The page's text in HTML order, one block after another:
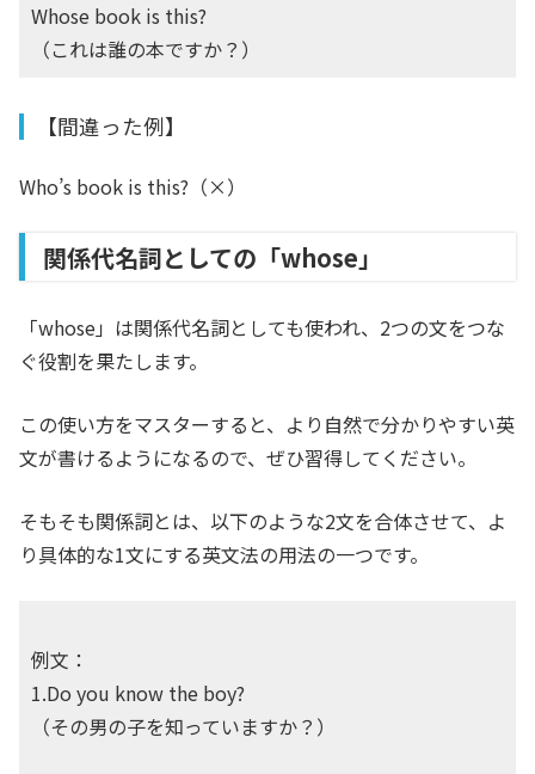
Whose book is this?
（これは誰の本ですか？）
【間違った例】
Who’s book is this?（×）
関係代名詞としての「whose」
「whose」は関係代名詞としても使われ、 2つの文をつな
ぐ役割を果たします。
この使い方をマスターすると、より自然で分かりやすい英
文が書けるようになるので、ぜひ習得してください。
そもそも関係詞とは、以下のような2文を合体させて、よ
り具体的な1文にする英文法の用法の一つです。
例文：
1.Do you know the boy?
（その男の子を知っていますか？）